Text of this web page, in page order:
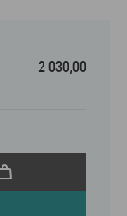
2 030,00